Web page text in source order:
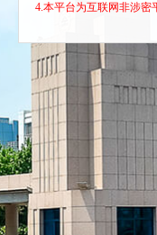
4.本平台为互联网非涉密